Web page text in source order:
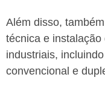
Além disso,
técnica e
industriais,
convencional e